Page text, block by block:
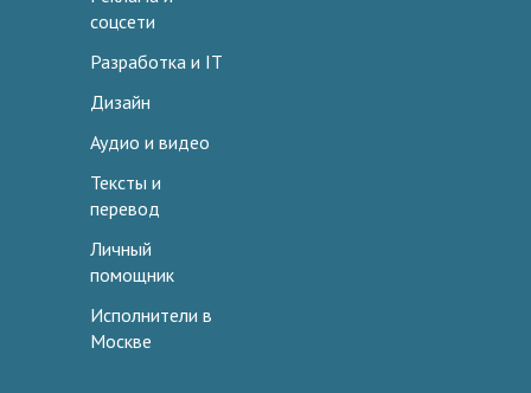
соцсети
Разработка и IT
Дизайн
Аудио и видео
Тексты и
перевод
Личный
помощник
Исполнители в
Москве